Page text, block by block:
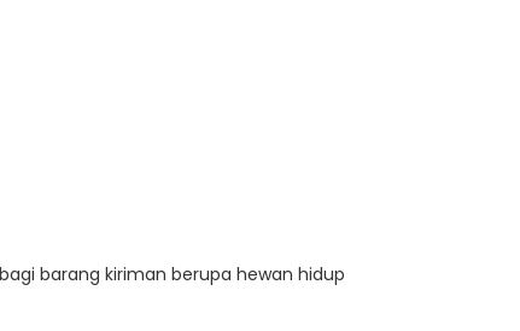
barang kiriman berupa hewan hidup